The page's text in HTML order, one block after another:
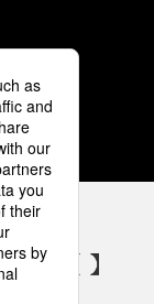
ウント